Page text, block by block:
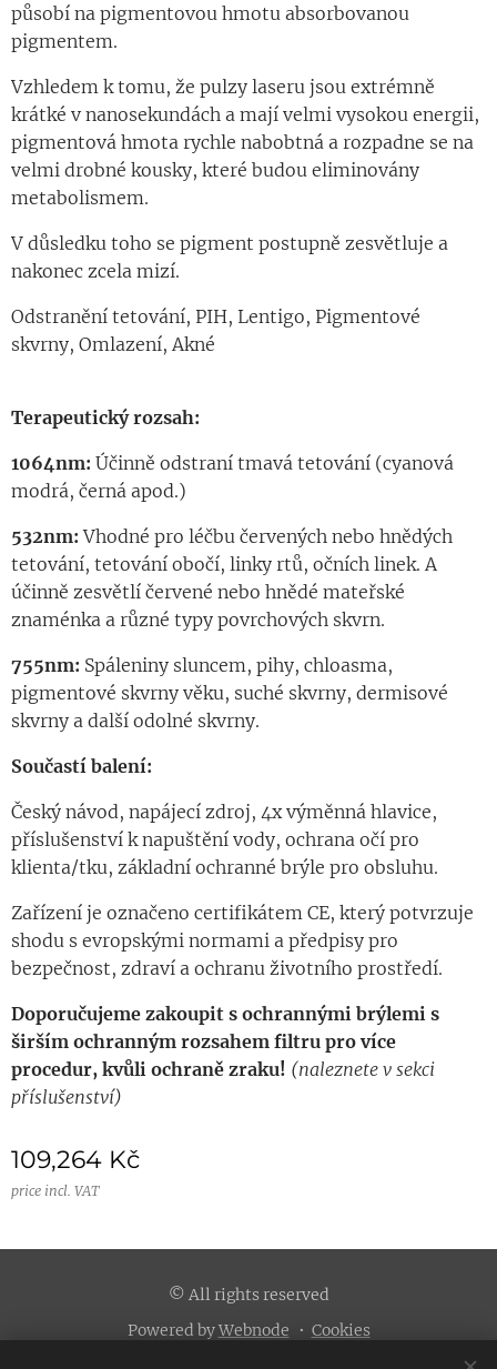
působí na pigmentovou hmotu absorbovanou
pigmentem.
Vzhledem k tomu, že pulzy laseru jsou extrémně
krátké v nanosekundách a mají velmi vysokou energii,
pigmentová hmota rychle nabobtná a rozpadne se na
velmi drobné kousky, které budou eliminovány
metabolismem.
V důsledku toho se pigment postupně zesvětluje a
nakonec zcela mizí.
Odstranění tetování, PIH, Lentigo, Pigmentové
skvrny, Omlazení, Akné
Terapeutický rozsah:
1064nm: Účinně odstraní tmavá tetování (cyanová
modrá, černá apod.)
532nm: Vhodné pro léčbu červených nebo hnědých
tetování, tetování obočí, linky rtů, očních linek. A
účinně zesvětlí červené nebo hnědé mateřské
znaménka a různé typy povrchových skvrn.
755nm: Spáleniny sluncem, pihy, chloasma,
pigmentové skvrny věku, suché skvrny, dermisové
skvrny a další odolné skvrny.
Součastí balení:
Český návod, napájecí zdroj, 4x výměnná hlavice,
příslušenství k napuštění vody, ochrana očí pro
klienta/tku, základní ochranné brýle pro obsluhu.
Zařízení je označeno certifikátem CE, který potvrzuje
shodu s evropskými normami a předpisy pro
bezpečnost, zdraví a ochranu životního prostředí.
Doporučujeme zakoupit s ochrannými brýlemi s
širším ochranným rozsahem filtru pro více
procedur, kvůli ochraně zraku! (naleznete v sekci
příslušenství)
109,264 Kč
price incl. VAT
© All rights reserved
Powered byWebnode Cookies